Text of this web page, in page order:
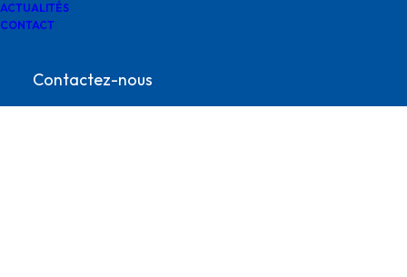
ACTUALITÉS
CONTACT
Contactez-nous
bureau d’études survey